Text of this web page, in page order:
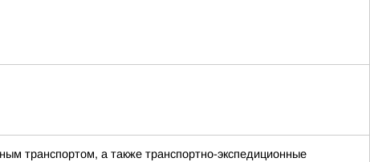
транспортом, а также транспортно-экспедиционные